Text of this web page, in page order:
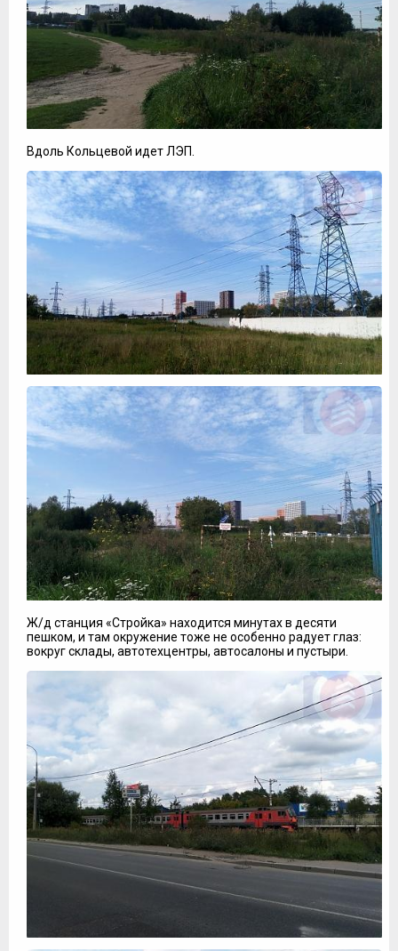
Вдоль Кольцевой идет ЛЭП.
Ж/д станция «Стройка» находится минутах в десяти
пешком, и там окружение тоже не особенно радует глаз:
вокруг склады, автотехцентры, автосалоны и пустыри.